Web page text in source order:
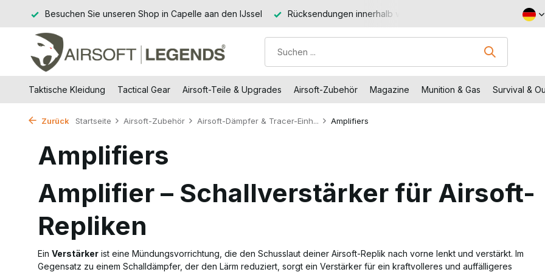
Besuchen Sie unseren Shop in Capelle aan den IJssel Rücksendungen innerhalb von 14 Arbeitstagen
Taktische Kleidung Tactical Gear Airsoft-Teile & Upgrades Airsoft-Zubehör Magazine Munition & Gas Survival &
Zurück Startseite Airsoft-Zubehör Airsoft-Dämpfer & Tracer-Einh... Amplifiers
Amplifiers
Amplifier – Schallverstärker für Airsoft-
Repliken
Ein Verstärker ist eine Mündungsvorrichtung, die den Schusslaut deiner Airsoft-Replik nach vorne lenkt und verstärkt. Im
Gegensatz zu einem Schalldämpfer, der den Lärm reduziert, sorgt ein Verstärker für ein kraftvolleres und auffälligeres